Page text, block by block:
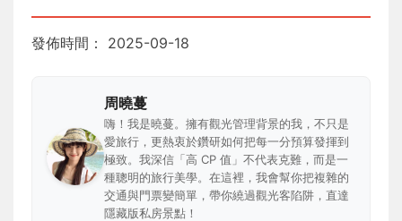
發佈時間： 2025-09-18
周曉蔓
嗨！我是曉蔓。擁有觀光管理背景的我，不只是
愛旅行，更熱衷於鑽研如何把每一分預算發揮到
極致。我深信「高 CP 值」不代表克難，而是一
種聰明的旅行美學。在這裡，我會幫你把複雜的
交通與門票變簡單，帶你繞過觀光客陷阱，直達
隱藏版私房景點！